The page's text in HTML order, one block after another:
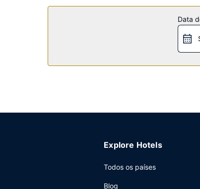
se Wi-fi grátis, serviços de concierge e
alguns dos principais pontos de
Termine o dia com uma bebida
semana entre as 6:00 e as 9:30 e aos
Data
Explore Hotels
Todos os países
Blog